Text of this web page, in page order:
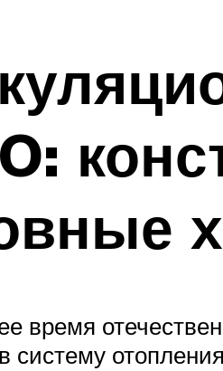
время
систему